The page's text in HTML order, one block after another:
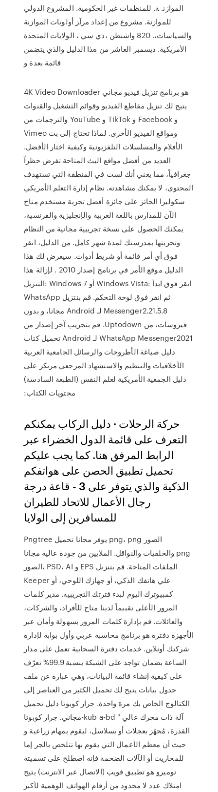
اﻟﻤﻮازﻧ. ﺔ. ﻟﻠﻤﻨﻈﻤﺎت ﻏﻴﺮ اﻟﺤﻜﻮﻣﻴﺔ. اﻟﻤﺸﺮوع اﻟﺪوﻟﻲ
ﻟﻠﻤﻮازﻧﺔ. ﻣﺸﺮوع ﻣﻦ إﻋﺪاد ﻣﺮآﺰ أوﻟﻮﻳﺎت اﻟﻤﻮازﻧﺔ
واﻟﺴﻴﺎﺳﺎت،. 820 واﺷﻨﻄﻦ ،دي ﺳﻲ ، اﻟﻮﻻﻳﺎت اﻟﻤﺘﺤﺪة
اﻷﻣﺮﻳﻜﻴﺔ. دﻳﺴﻤﺒﺮ اﻟﻌﺎﺷﺮ ﻣﻦ هﺬا اﻟﺪﻟﻴﻞ واﻟﺬي ﻳﺘﻀﻤﻦ
ﻗﺎﺋﻤﺔ ﺑﻌﺪة و
4K Video Downloader هو برنامج تنزيل فيديو مجاني
يتيح لك تنزيل مقاطع الفيديو وقوائم التشغيل والقنوات
والترجمات من YouTube و TikTok و Facebook و
Vimeo ومواقع الفيديو الأخرى. لماذا تحتاج إلى بث
الأفلام والمسلسلات التلفزيونية وكيفية اختار الأفضل.
العديد من أفضل مواقع البث المتاحة تفرض حظراً
جغرافياً، مما يعني أنك لست في المنطقة التي تستهدف
المحتوى، لا يمكنك مشاهدته. نظام إدارة التعلم الأمريكي
سكوليرا الحائز على جائزة أفضل تجربة مستخدم متاح
الآن للمدارس باللغة العربية والإنجليزية والفرنسية،
يمكنك الحصول على نسخة تجريبية مجانية من النظام
وتجربتها بمدرستك لمدة شهر كامل. من الدليل، انقر
فوق أي أمر قائمة أو شريط أدوات. سيعرض لك هذا
الدليل موقع الأمر في برنامج إصدار 2010 . لإزالة هذا
التنزيل: Windows 7 أو Windows Vista: انقر فوق ابدأ
ثم انقر فوق لوحة التحكم. ‫قم بنتزيل WhatsApp
Messenger2.21.5.8 لـ Android مجانا، و بدون
فيروسات، من Uptodown. قم بتجريب آخر إصدار من
WhatsApp Messenger2021 لـ Android تحميل كتاب
دليل صياغة الأطروحات والرسائل الجامعية العربية
الأخلاقيات والتنظيم والاستشهاد المرجعي مرتكز على
دليل الجمعية الأمريكية لعلم النفس (الطبعة السادسة)
محتويات الكتاب:
حركة الرحلات · دليل الركاب يمكنكم
التعرف على قائمة الدول الخضراء عبر
الرابط المرفق هنا. كما يجب عليكم
تحميل تطبيق الحصن على هواتفكم
الذكية والذي يتوفر على 3 - قاعة درجة
رجال الأعمال للاتحاد للطيران
للمسافرين إلى الولايا
Pngtree يوفر مجانا تحميل png، png الصور
والخلفيات والنواقل. الملايين من جودة عالية مجانا png
الصور، PSD، AI و EPS الملفات المتاحة. قم بتنزيل
Keeper علي هاتفك الذكي، أو جهازك اللوحي، أو
كمبيوترك اليوم لبدء فترتك التجريبية. مدير كلمات
المرور الأعلى تقييماً لدينا متاح للأفراد، والشركات،
والعائلات. قم بإدارة كلمات المرور بسهولة وأمان عبر
الأجهزة دفترة هو برنامج محاسبة عربي وأول بوابة لإدارة
شركتك أونلاين. خدمات دفترة السحابية تعمل على مدار
الساعة بضمان تواجد على الشبكة بنسبة 99.9% تعرّف
على كيفية إنشاء قائمة البيانات، وهي عبارة عن ملف
جدول بيانات يتيح لك تحميل الكثير من العناصر إلى
الكتالوج الخاص بك مرة واحدة. جرار كوبوتا دليل تحميل
مجاني. جرار كوبوتا-kub a-bd " آلة ذات محرك عالي
القدرة، مُجهّز بعجلات أو بسلاسل، ليقوم بمهام زراعية و
حيث أن معظم الأعمال التي يقوم بها تتلخص بالجر إما
للمحاريث أو الآلات الضخمة فإنه اصطلح على تسميته
نوميرو هو تطبيق فويب (الاتصال عبر الانترنت) يتيح
امتلاك عدد لا محدود من أرقام الهواتف الوهمية لأكبر